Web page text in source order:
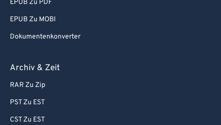
EPUB Zu PDF
EPUB Zu MOBI
Dokumentenkonverter
Archiv & Zeit
RAR Zu Zip
PST Zu EST
CST Zu EST